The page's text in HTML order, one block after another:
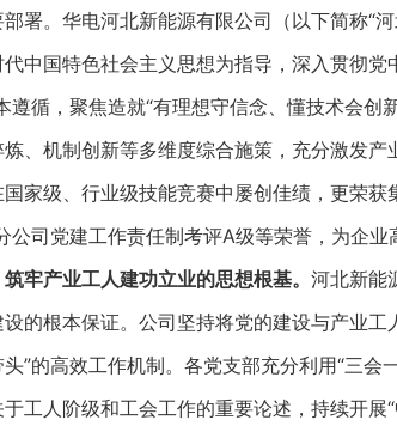
署。华电河北新能源有限公司（以下简称“
中国特色社会主义思想为指导，深入贯彻
遵循，聚焦造就“有理想守信念、懂技术会
、机制创新等多维度综合施策，充分激发
家级、行业级技能竞赛中屡创佳绩，更荣获
公司党建工作责任制考评A级等荣誉，为企业
牢产业工人建功立业的思想根基。 河北新能
的根本保证。公司坚持将党的建设与产业
”的高效工作机制。各党支部充分利用“三
工人阶级和工会工作的重要论述，持续开展